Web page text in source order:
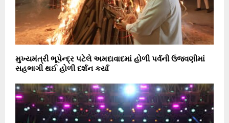
મુખ્યમંત્રી ભૂપેન્દ્ર પટેલે અમદાવાદમાં હોળી પર્વની ઉજવણીમાં
સહભાગી થઈ હોળી દર્શન કર્યા